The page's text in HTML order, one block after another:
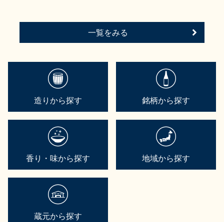
一覧をみる
造りから探す 銘柄から探す
香り・味から探す 地域から探す
蔵元から探す